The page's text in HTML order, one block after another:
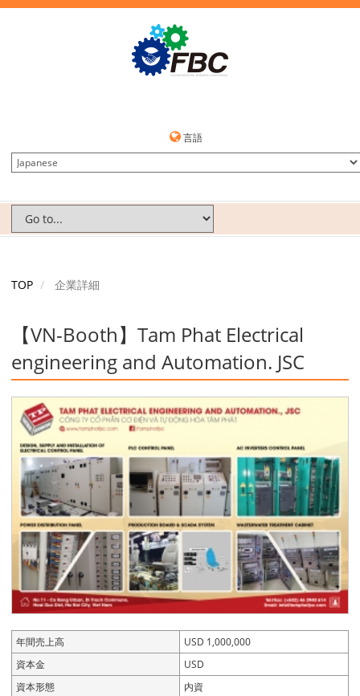
言語
TOP 企業詳細
【VN-Booth】Tam Phat Electrical
engineering and Automation. JSC
年間売上高
USD 1,000,000
資本金
USD
資本形態
内資